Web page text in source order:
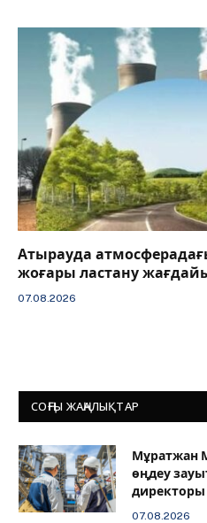
Атырауда атмосферадағы
жоғары ластану
07.08.2026
СОҢҒЫ ЖАҢАЛЫҚТАР
Мұратжан
өңдеу
07.08.2026